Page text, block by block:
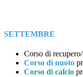
SETTEMBRE
Corso di
Corso di nuoto
Corso di calcio